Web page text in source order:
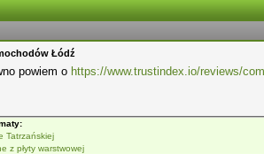
Łódź
powiem o https://www.trustindex.io/reviews/
Tatrzańskiej
z płyty warstwowej